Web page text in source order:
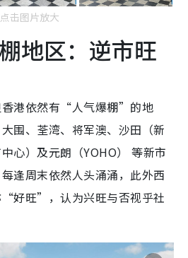
点击图片放大
地区：逆市旺
香港依然有“人气爆棚”的地
围、荃湾、将军澳、沙田（新
心）及元朗（YOHO） 等新市
逢周末依然人头涌涌，此外西
“好旺”，认为兴旺与否视乎社